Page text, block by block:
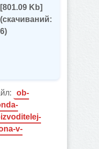
[801.09 Kb]
(cкачиваний:
6)
ob-
v-